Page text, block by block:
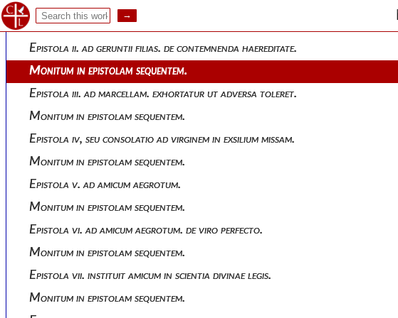
Monitum in epistolam sequentem.
Epistola ii. ad geruntii filias. de contemnenda haereditate.
Monitum in epistolam sequentem.
Epistola iii. ad marcellam. exhortatur ut adversa toleret.
Monitum in epistolam sequentem.
Epistola iv, seu consolatio ad virginem in exsilium missam.
Monitum in epistolam sequentem.
Epistola v. ad amicum aegrotum.
Monitum in epistolam sequentem.
Epistola vi. ad amicum aegrotum. de viro perfecto.
Monitum in epistolam sequentem.
Epistola vii. instituit amicum in scientia divinae legis.
Monitum in epistolam sequentem.